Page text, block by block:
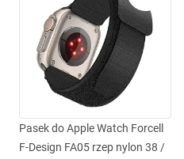
Pasek do Apple Watch Forcell
F-Design FA05 rzep nylon 38 /